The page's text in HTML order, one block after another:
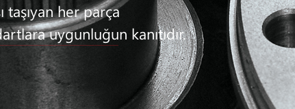
taşıyan her parça
uygunluğun kanıtıdır.